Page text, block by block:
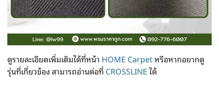
ดูรายละเอียดเพิ่มเติมได้ที่หน้า HOME Carpetหรือหากอยากดู
รุ่นที่เกี่ยวข้อง สามารถอ่านต่อที่ CROSSLINEได้